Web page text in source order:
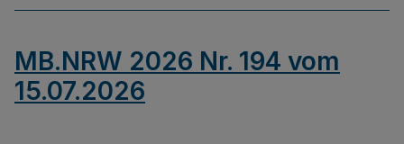
MB.NRW 2026 Nr. 194 vom
15.07.2026